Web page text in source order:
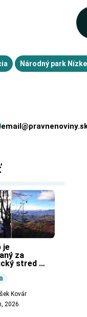
Národný park
je
za
stred
Kovár
2026